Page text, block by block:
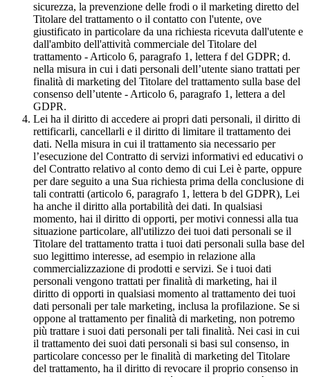
sicurezza, la prevenzione delle frodi o il marketing diretto del
Titolare del trattamento o il contatto con l'utente, ove
giustificato in particolare da una richiesta ricevuta dall'utente e
dall'ambito dell'attività commerciale del Titolare del
trattamento - Articolo 6, paragrafo 1, lettera f del GDPR; d.
nella misura in cui i dati personali dell’utente siano trattati per
finalità di marketing del Titolare del trattamento sulla base del
consenso dell’utente - Articolo 6, paragrafo 1, lettera a del
GDPR.
Lei ha il diritto di accedere ai propri dati personali, il diritto di
rettificarli, cancellarli e il diritto di limitare il trattamento dei
dati. Nella misura in cui il trattamento sia necessario per
l’esecuzione del Contratto di servizi informativi ed educativi o
del Contratto relativo al conto demo di cui Lei è parte, oppure
per dare seguito a una Sua richiesta prima della conclusione di
tali contratti (articolo 6, paragrafo 1, lettera b del GDPR), Lei
ha anche il diritto alla portabilità dei dati. In qualsiasi
momento, hai il diritto di opporti, per motivi connessi alla tua
situazione particolare, all'utilizzo dei tuoi dati personali se il
Titolare del trattamento tratta i tuoi dati personali sulla base del
suo legittimo interesse, ad esempio in relazione alla
commercializzazione di prodotti e servizi. Se i tuoi dati
personali vengono trattati per finalità di marketing, hai il
diritto di opporti in qualsiasi momento al trattamento dei tuoi
dati personali per tale marketing, inclusa la profilazione. Se si
oppone al trattamento per finalità di marketing, non potremo
più trattare i suoi dati personali per tali finalità. Nei casi in cui
il trattamento dei suoi dati personali si basi sul consenso, in
particolare concesso per le finalità di marketing del Titolare
del trattamento, ha il diritto di revocare il proprio consenso in